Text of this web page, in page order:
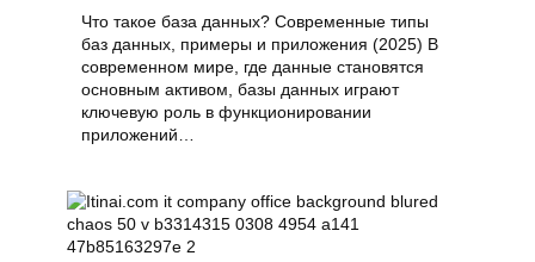
Что такое база данных? Современные типы
баз данных, примеры и приложения (2025) В
современном мире, где данные становятся
основным активом, базы данных играют
ключевую роль в функционировании
приложений…